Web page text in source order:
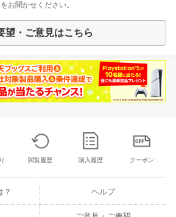
お聞かせください。
望・ご意見はこちら
閲覧履歴 購入履歴 クーポン
？ ヘルプ